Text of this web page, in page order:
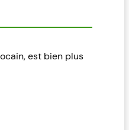
est bien plus